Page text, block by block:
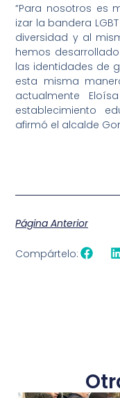
“Para nosotros es
izar la bandera
diversidad y al
hemos
las identidades de
esta misma
actualmente
establecimiento
afirmó el alcalde
Página Anterior
Compártelo: